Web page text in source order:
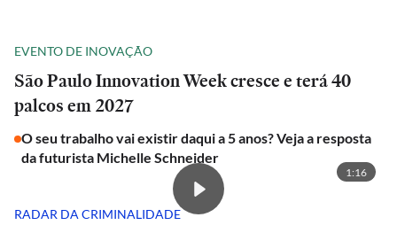
EVENTO DE INOVAÇÃO
São Paulo Innovation Week cresce e terá 40
palcos em 2027
O seu trabalho vai existir daqui a 5 anos? Veja a resposta
da futurista Michelle Schneider
1:16
RADAR DA CRIMINALIDADE